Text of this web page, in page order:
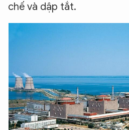
chế và dập tắt.